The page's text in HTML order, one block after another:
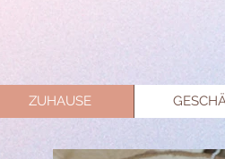
ZUHAUSE